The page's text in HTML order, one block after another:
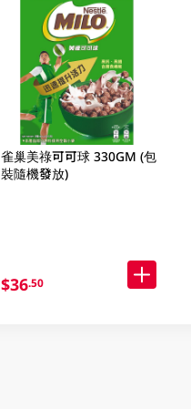
雀巢美祿可可球 330GM (包
裝隨機發放)
$36.50